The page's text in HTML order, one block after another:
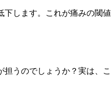
します。これが痛みの閾
うのでしょうか？実は